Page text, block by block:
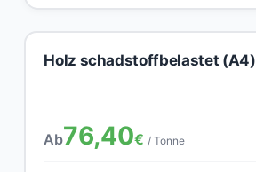
Holz schadstoffbelastet (A4)
Ab76,40€ / Tonne